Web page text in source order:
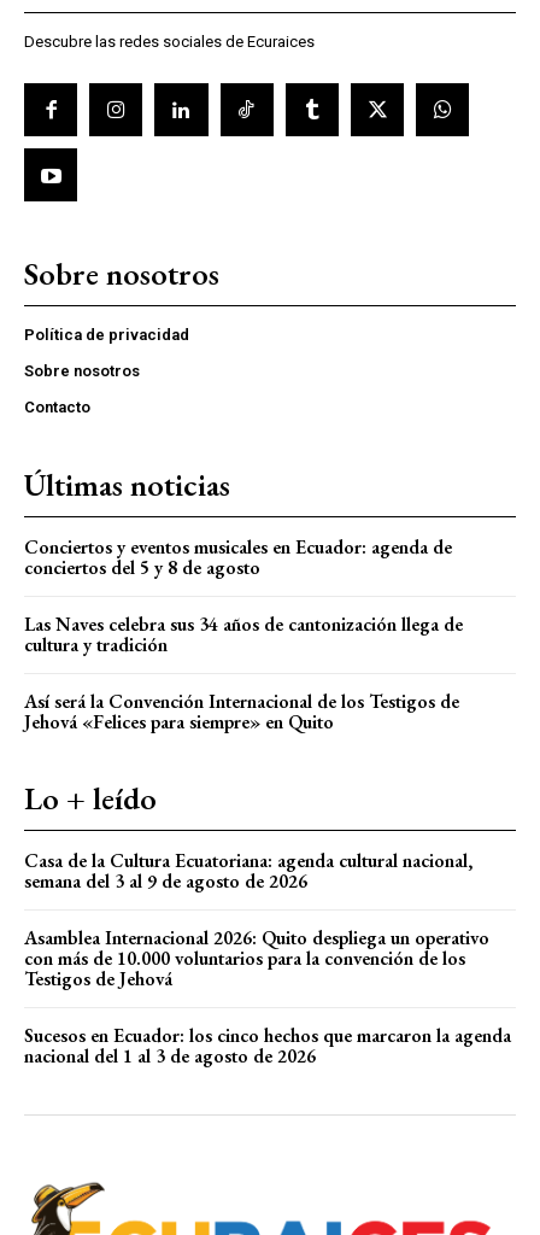
Descubre las redes sociales de Ecuraices
Sobre nosotros
Política de privacidad
Sobre nosotros
Contacto
Últimas noticias
Conciertos y eventos musicales en Ecuador: agenda de
conciertos del 5 y 8 de agosto
Las Naves celebra sus 34 años de cantonización llega de
cultura y tradición
Así será la Convención Internacional de los Testigos de
Jehová «Felices para siempre» en Quito
Lo + leído
Casa de la Cultura Ecuatoriana: agenda cultural nacional,
semana del 3 al 9 de agosto de 2026
Asamblea Internacional 2026: Quito despliega un operativo
con más de 10.000 voluntarios para la convención de los
Testigos de Jehová
Sucesos en Ecuador: los cinco hechos que marcaron la agenda
nacional del 1 al 3 de agosto de 2026